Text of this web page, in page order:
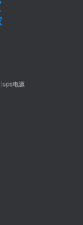
ups电源